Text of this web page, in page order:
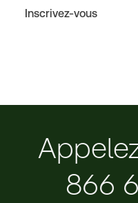
Inscrivez-vous
866